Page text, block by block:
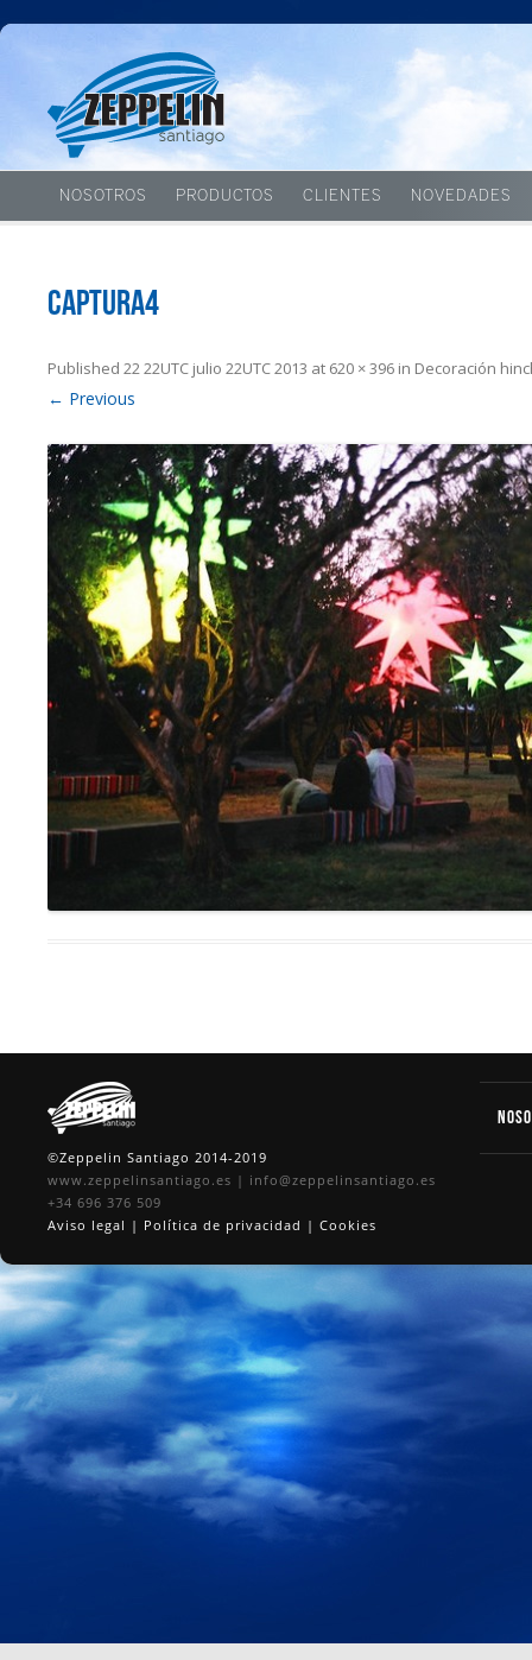
NOSOTROS PRODUCTOS CLIENTES NOVEDADES
captura4
Published 22 22UTC julio 22UTC 2013 at 620 × 396 in Decoración
← Previous
©Zeppelin Santiago 2014-2019
www.zeppelinsantiago.es | info@zeppelinsantiago.es
+34 696 376 509
Aviso legal | Política de privacidad | Cookies